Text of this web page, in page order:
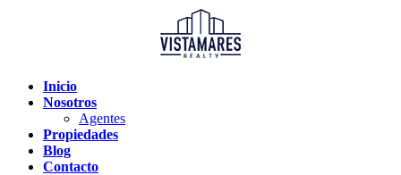
Inicio
Nosotros
Agentes
Propiedades
Blog
Contacto